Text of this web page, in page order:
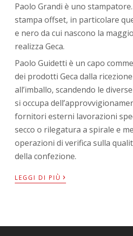
Paolo Grandi è uno
stampa offset, in particolare
e nero da cui nascono la
realizza Geca.
Paolo Guidetti è un capo
dei prodotti Geca dalla
all’imballo, scandendo le
si occupa
fornitori esterni lavorazioni
secco o rilegatura a spirale e
operazioni di verifica sulla
della confezione.
LEGGI DI PIÙ ›